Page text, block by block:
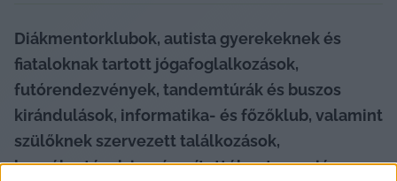
Diákmentorklubok, autista gyerekeknek és
fiataloknak tartott jógafoglalkozások,
futórendezvények, tandemtúrák és buszos
kirándulások, informatika- és főzőklub, valamint
szülőknek szervezett találkozások,
beszélgetések is színesítették azt az uniós